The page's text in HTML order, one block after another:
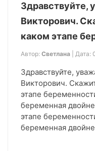
Викторович.
каком этапе
Автор: Светлана | Дата:
Здравствуйте,
Викторович.
этапе
беременная
этапе
беременная